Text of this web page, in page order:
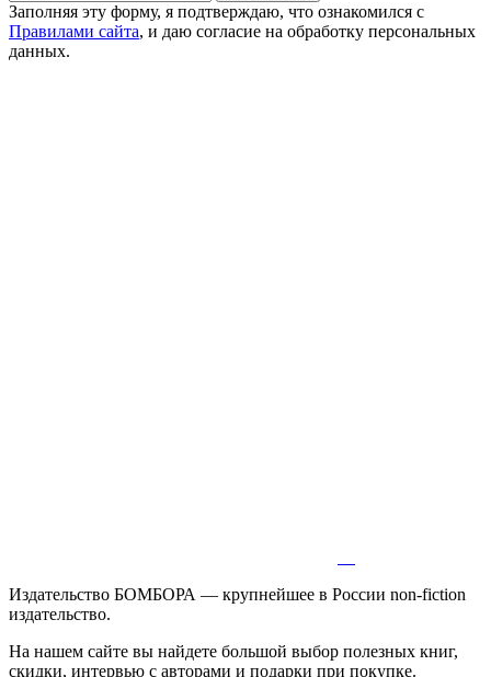
Заполняя эту форму, я подтверждаю, что ознакомился с
Правилами сайта, и даю согласие на обработку персональных
данных.
Издательство БОМБОРА — крупнейшее в России non-fiction
издательство.
На нашем сайте вы найдете большой выбор полезных книг,
скидки, интервью с авторами и подарки при покупке.